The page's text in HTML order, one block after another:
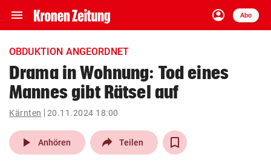
menu Navigation
ein-/ausklappen
account_circle
Anmelden
Abo
close Schließen
account_circle Anmelden
pin_drop
Wien arrow_right
OBDUKTION ANGEORDNET
Drama in Wohnung: Tod eines
Mannes gibt Rätsel auf
Kärnten 20.11.2024 18:00
play_arrow Anhören Teilen